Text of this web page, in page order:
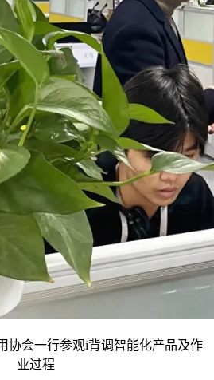
协会一行参观i背调智能化产品及作
业过程